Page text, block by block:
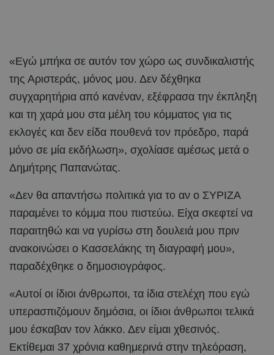
«Εγώ μπήκα σε αυτόν τον χώρο ως συνδικαλιστής
της Αριστεράς, μόνος μου. Δεν δέχθηκα
συγχαρητήρια από κανέναν, εξέφρασα την έκπληξη
και τη χαρά μου στα μέλη του κόμματος για τις
εκλογές και δεν είδα πουθενά τον πρόεδρο, παρά
μόνο σε μία εκδήλωση», σχολίασε αμέσως μετά ο
Δημήτρης Παπανώτας.
«Δεν θα απαντήσω πολιτικά για το αν ο ΣΥΡΙΖΑ
παραμένει το κόμμα που πιστεύω. Είχα σκεφτεί να
παραιτηθώ και να γυρίσω στη δουλειά μου πριν
ανακοινώσει ο Κασσελάκης τη διαγραφή μου»,
παραδέχθηκε ο δημοσιογράφος.
«Αυτοί οι ίδιοι άνθρωποι, τα ίδια στελέχη που εγώ
υπερασπιζόμουν δημόσια, οι ίδιοι άνθρωποι τελικά
μου έσκαβαν τον λάκκο. Δεν είμαι χθεσινός.
Εκτίθεμαι 37 χρόνια καθημερινά στην τηλεόραση,